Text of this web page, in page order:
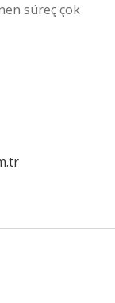
süreç çok